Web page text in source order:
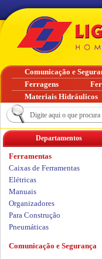
Departamentos
Ferramentas
Caixas de Ferramentas
Elétricas
Manuais
Organizadores
Para Construção
Pneumáticas
Comunicação e Segurança
Comunicação e
Ferragens
Materiais Hidráulicos